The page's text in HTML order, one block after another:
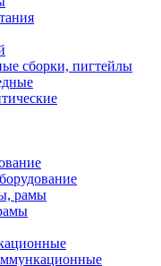
сборки, пигтейлы
рамы